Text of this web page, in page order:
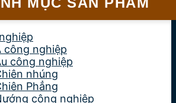
công nghiệp
công nghiệp
nhúng
Phẳng
công nghiệp